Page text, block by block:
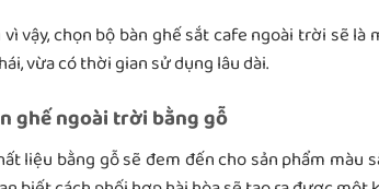
vì vậy, chọn bộ bàn ghế sắt cafe ngoài trời sẽ
vừa có thời gian sử dụng lâu dài.
ghế ngoài trời bằng gỗ
liệu bằng gỗ sẽ đem đến cho sản phẩm